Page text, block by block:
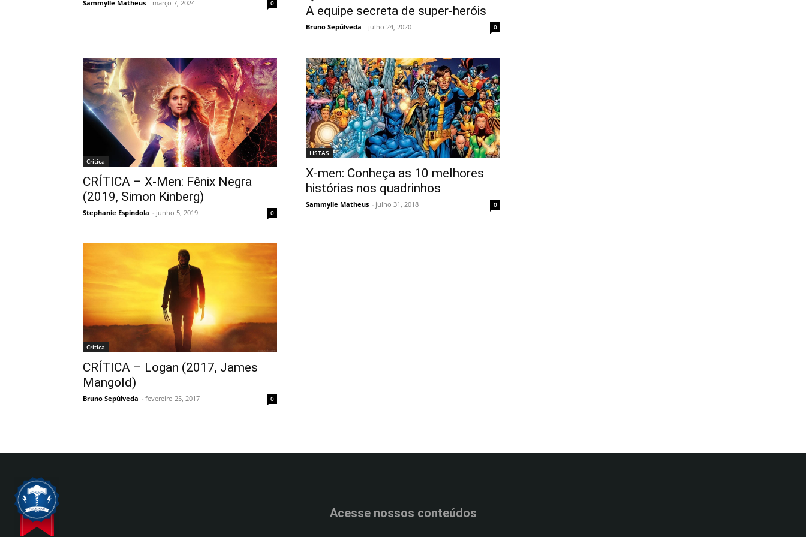
Sammylle Matheus - março 7, 2024 0
A equipe secreta de super-heróis
Bruno Sepúlveda - julho 24, 2020 0
Crítica
CRÍTICA – X-Men: Fênix Negra
(2019, Simon Kinberg)
Stephanie Espindola - junho 5, 2019 0
LISTAS
X-men: Conheça as 10 melhores
histórias nos quadrinhos
Sammylle Matheus - julho 31, 2018 0
Crítica
CRÍTICA – Logan (2017, James
Mangold)
Bruno Sepúlveda - fevereiro 25, 2017 0
Acesse nossos conteúdos